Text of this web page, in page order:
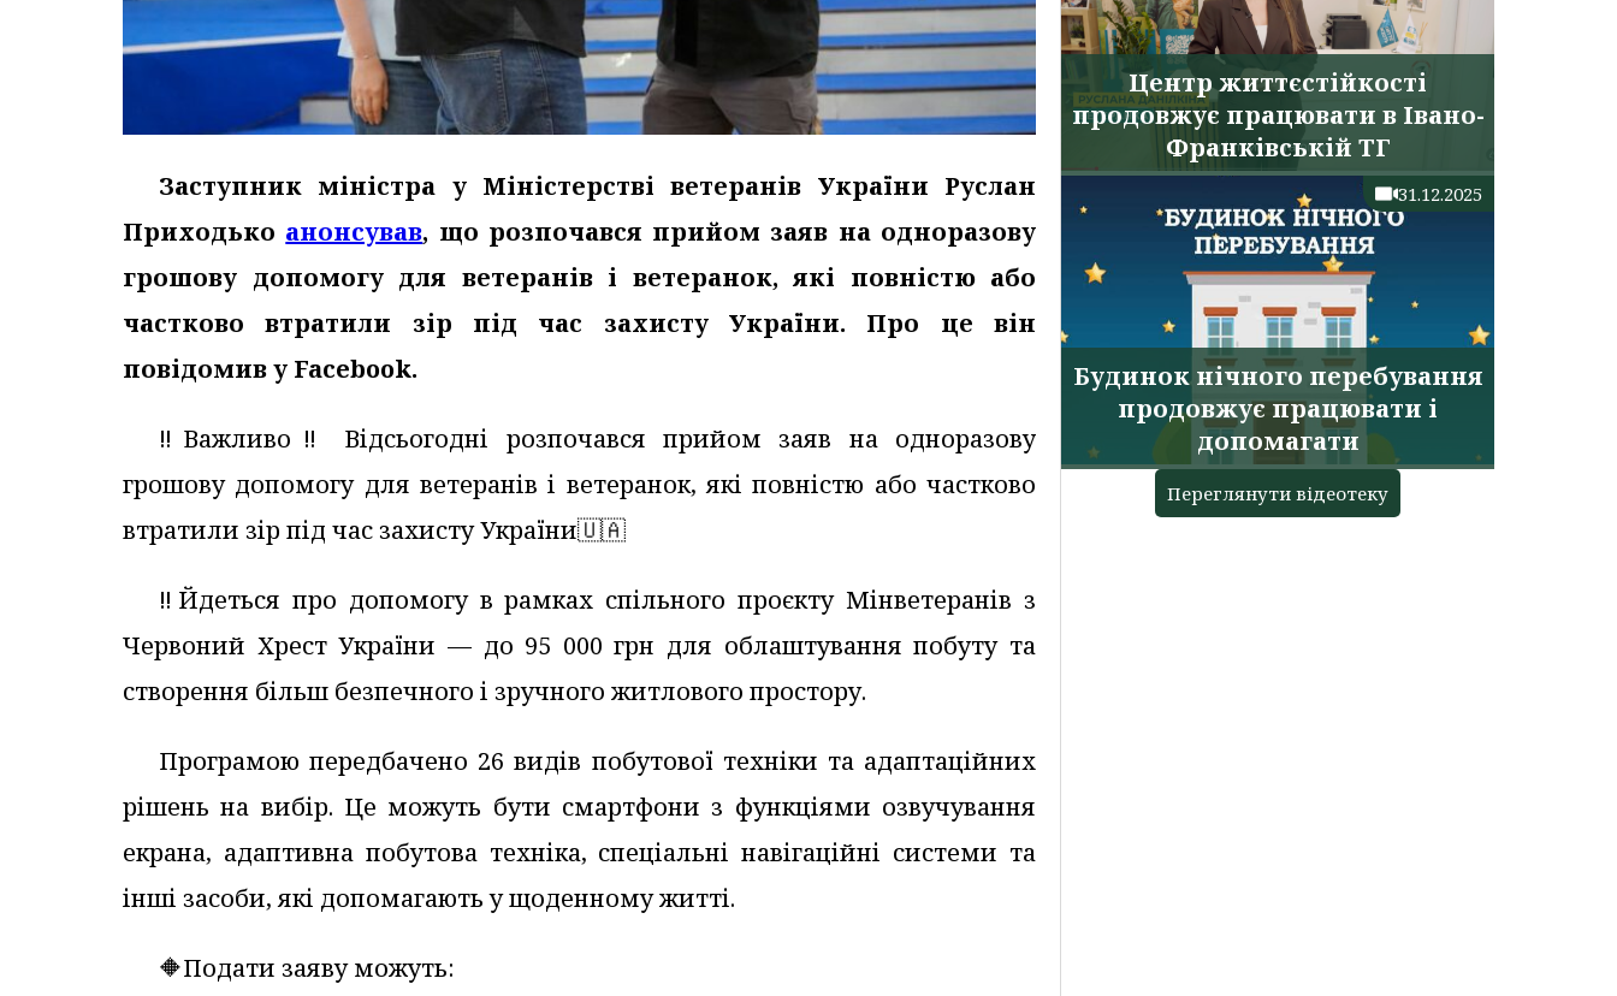
Заступник міністра у Міністерстві ветеранів України Руслан
Приходько анонсував, що розпочався прийом заяв на одноразову
грошову допомогу для ветеранів і ветеранок, які повністю або
частково втратили зір під час захисту України. Про це він
повідомив у Facebook.
‼️Важливо‼️ Відсьогодні розпочався прийом заяв на одноразову
грошову допомогу для ветеранів і ветеранок, які повністю або частково
втратили зір під час захисту України🇺🇦
‼️Йдеться про допомогу в рамках спільного проєкту Мінветеранів з
Червоний Хрест України — до 95 000 грн для облаштування побуту та
створення більш безпечного і зручного житлового простору.
Програмою передбачено 26 видів побутової техніки та адаптаційних
рішень на вибір. Це можуть бути смартфони з функціями озвучування
екрана, адаптивна побутова техніка, спеціальні навігаційні системи та
інші засоби, які допомагають у щоденному житті.
🔶Подати заяву можуть:
Центр життєстійкості
продовжує працювати в Івано-
Франківській ТГ
Будинок нічного перебування
продовжує працювати і
допомагати
31.12.2025
Переглянути відеотеку